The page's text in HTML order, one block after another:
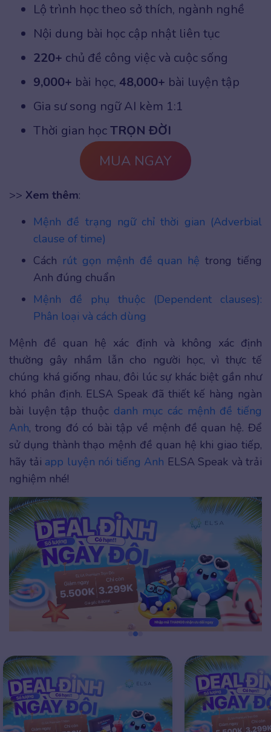
Lộ trình học theo sở thích, ngành nghề
Nội dung bài học cập nhật liên tục
220+ chủ đề công việc và cuộc sống
9,000+ bài học, 48,000+ bài luyện tập
Gia sư song ngữ AI kèm 1:1
Thời gian họcTRỌN ĐỜI
MUA NGAY
>> Xem thêm:
Mệnh đề trạng ngữ chỉ thời gian (Adverbial
clause of time)
Cách rút gọn mệnh đề quan hệ trong tiếng
Anh đúng chuẩn
Mệnh đề phụ thuộc (Dependent clauses):
Phân loại và cách dùng
Mệnh đề quan hệ xác định và không xác định
thường gây nhầm lẫn cho người học, vì thực tế
chúng khá giống nhau, đôi lúc sự khác biệt gần như
khó phân định. ELSA Speak đã thiết kế hàng ngàn
bài luyện tập thuộc danh mục các mệnh đề tiếng
Anh, trong đó có bài tập về mệnh đề quan hệ. Để
sử dụng thành thạo mệnh đề quan hệ khi giao tiếp,
hãy tải app luyện nói tiếng Anh ELSA Speak và trải
nghiệm nhé!